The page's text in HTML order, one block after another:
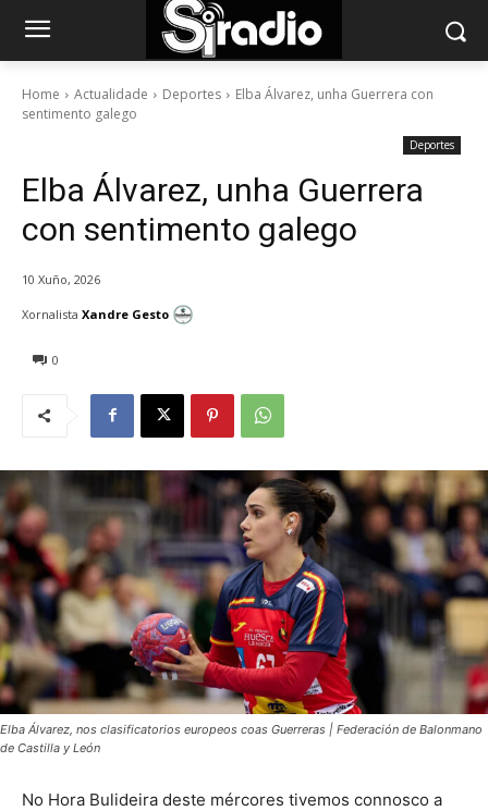
Home Actualidade Deportes
Elba Álvarez, unha Guerrera con
sentimento galego
Deportes
Elba Álvarez, unha Guerrera
con sentimento galego
10 Xuño, 2026
0
Xornalista Xandre Gesto
Elba Álvarez, nos clasificatorios europeos coas Guerreras | Federación de Balonmano
de Castilla y León
No Hora Bulideira deste mércores tivemos connosco a